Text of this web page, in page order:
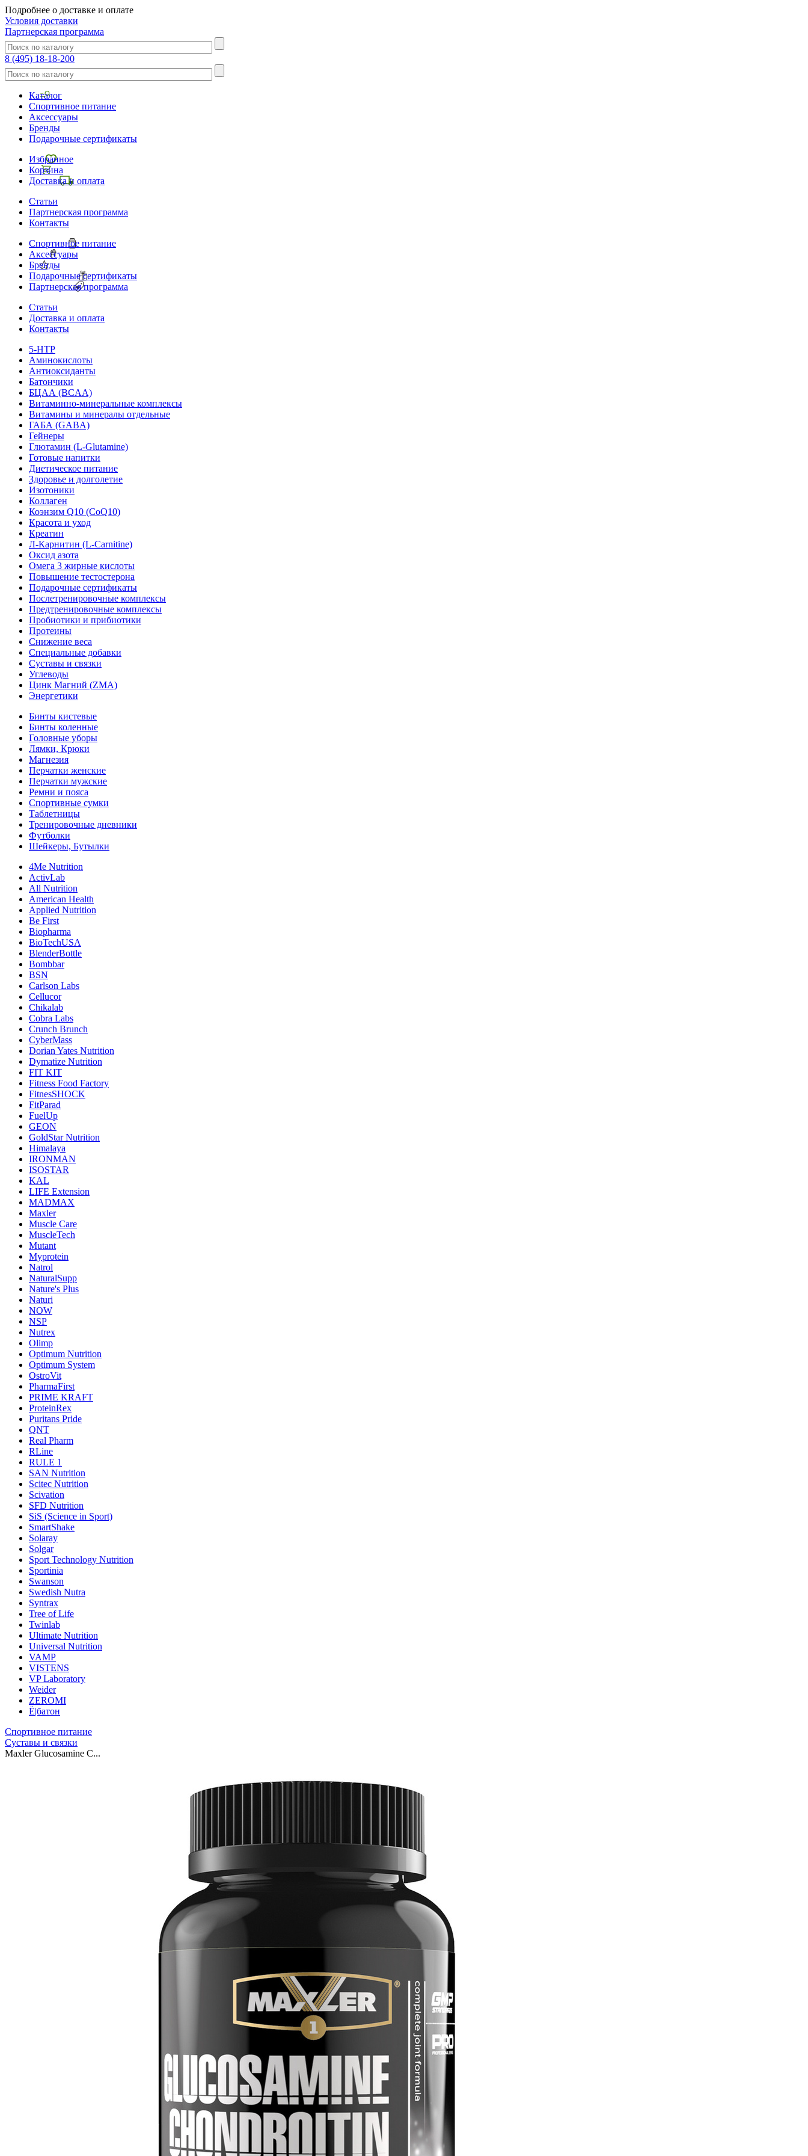
Подробнее о доставке и оплате
Условия доставки
Партнерская программа
8 (495) 18-18-200
Каталог
Спортивное питание
Аксессуары
Бренды
Подарочные сертификаты
Избранное
Корзина
Доставка и оплата
Статьи
Партнерская программа
Контакты
Спортивное питание
Аксессуары
Бренды
Подарочные сертификаты
Партнерская программа
Статьи
Доставка и оплата
Контакты
5-HTP
Аминокислоты
Антиоксиданты
Батончики
БЦАА (BCAA)
Витаминно-минеральные комплексы
Витамины и минералы отдельные
ГАБА (GABA)
Гейнеры
Глютамин (L-Glutamine)
Готовые напитки
Диетическое питание
Здоровье и долголетие
Изотоники
Коллаген
Коэнзим Q10 (CoQ10)
Красота и уход
Креатин
Л-Карнитин (L-Сarnitine)
Оксид азота
Омега 3 жирные кислоты
Повышение тестостерона
Подарочные сертификаты
Послетренировочные комплексы
Предтренировочные комплексы
Пробиотики и прибиотики
Протеины
Снижение веса
Специальные добавки
Суставы и связки
Углеводы
Цинк Магний (ZMA)
Энергетики
Бинты кистевые
Бинты коленные
Головные уборы
Лямки, Крюки
Магнезия
Перчатки женские
Перчатки мужские
Ремни и пояса
Спортивные сумки
Таблетницы
Тренировочные дневники
Футболки
Шейкеры, Бутылки
4Me Nutrition
ActivLab
All Nutrition
American Health
Applied Nutrition
Be First
Biopharma
BioTechUSA
BlenderBottle
Bombbar
BSN
Carlson Labs
Cellucor
Chikalab
Cobra Labs
Crunch Brunch
CyberMass
Dorian Yates Nutrition
Dymatize Nutrition
FIT KIT
Fitness Food Factory
FitnesSHOCK
FitParad
FuelUp
GEON
GoldStar Nutrition
Himalaya
IRONMAN
ISOSTAR
KAL
LIFE Extension
MADMAX
Maxler
Muscle Care
MuscleTech
Mutant
Myprotein
Natrol
NaturalSupp
Nature's Plus
Naturi
NOW
NSP
Nutrex
Olimp
Optimum Nutrition
Optimum System
OstroVit
PharmaFirst
PRIME KRAFT
ProteinRex
Puritans Pride
QNT
Real Pharm
RLine
RULE 1
SAN Nutrition
Scitec Nutrition
Scivation
SFD Nutrition
SiS (Science in Sport)
SmartShake
Solaray
Solgar
Sport Technology Nutrition
Sportinia
Swanson
Swedish Nutra
Syntrax
Tree of Life
Twinlab
Ultimate Nutrition
Universal Nutrition
VAMP
VISTENS
VP Laboratory
Weider
ZEROMI
Ё|батон
Спортивное питание
Суставы и связки
Maxler Glucosamine C...